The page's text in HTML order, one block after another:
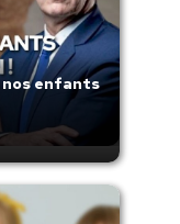
nos enfants